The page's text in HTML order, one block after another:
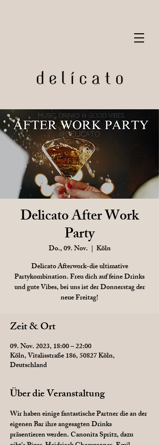
Delicato After Work
Party
Do., 09. Nov.
  |
Köln
Delicato Afterwork-die ultimative
Partykombination. Freu dich auf feine Drinks
und gute Vibes, bei uns ist der Donnerstag der
neue Freitag!
Zeit & Ort
09. Nov. 2023, 18:00 – 22:00
Köln, Vitalisstraße 186, 50827 Köln,
Deutschland
Über die Veranstaltung
Wir haben einige fantastische Partner die an der
eigenen Bar ihre angesagten Drinks
präsentieren werden. Canonita Spritz, dazu